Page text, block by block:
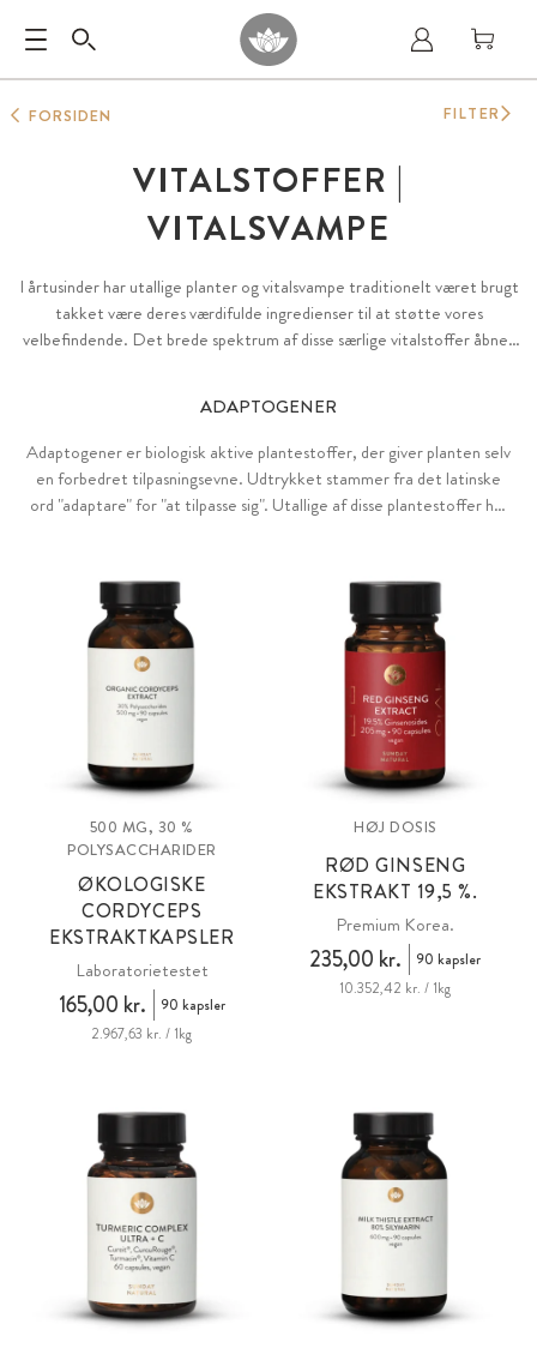
FORSIDEN
VITALSTOFFER |
VITALSVAMPE
I årtusinder har utallige planter og vitalsvampe traditionelt været brugt
takket være deres værdifulde ingredienser til at støtte vores
velbefindende. Det brede spektrum af disse særlige vitalstoffer åbner
antioxidanter, svampe, samt urter og alger.
ADAPTOGENER
Adaptogener er biologisk aktive plantestoffer, der giver planten selv
en forbedret tilpasningsevne. Udtrykket stammer fra det latinske
ord "adaptare" for "at tilpasse sig". Utallige af disse plantestoffer har
500 MG, 30 %
POLYSACCHARIDER
ØKOLOGISKE
CORDYCEPS
EKSTRAKTKAPSLER
Laboratorietestet
165,00 kr.
90 kapsler
2.967,63 kr. / 1kg
HØJ DOSIS
RØD GINSENG
EKSTRAKT 19,5 %.
Premium Korea.
235,00 kr.
90 kapsler
10.352,42 kr. / 1kg
FILTER